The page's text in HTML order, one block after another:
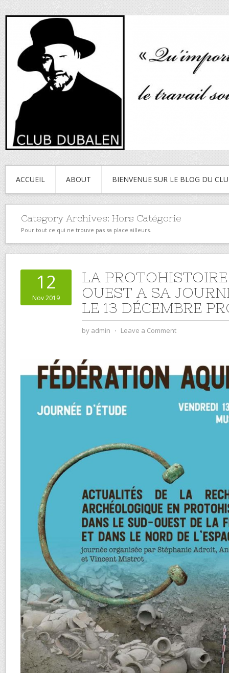
ACCUEIL ABOUT BIENVENUE SUR LE BLOG DU
Category Archives: Hors Catégorie
Pour tout ce qui ne trouve pas sa place ailleurs.
12
Nov 2019
LA
OUEST A SA
LE 13 DÉCEMBRE
by admin ⋅ Leave a Comment